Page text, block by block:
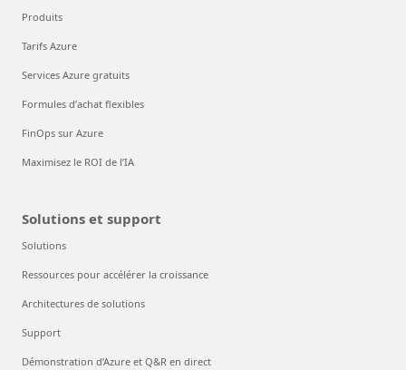
Produits
Tarifs Azure
Services Azure gratuits
Formules d’achat flexibles
FinOps sur Azure
Maximisez le ROI de l’IA
Solutions et support
Solutions
Ressources pour accélérer la croissance
Architectures de solutions
Support
Démonstration d’Azure et Q&R en direct